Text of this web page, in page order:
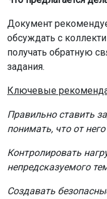
Документ
обсуждать с
получать обратную
задания.
Ключевые
Правильно ставить
понимать, что от
Контролировать
непредсказуемого
Создавать